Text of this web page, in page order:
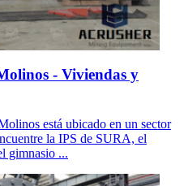
- Viviendas y
está ubicado en un sector
la IPS de SURA, el
gimnasio ...